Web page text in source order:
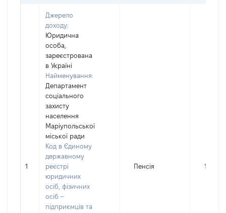
1
Джерело
доходу:
Юридична
особа,
зареєстрована
в Україні
Найменування:
Департамент
соціального
захисту
населення
Маріупольської
міської ради
Код в Єдиному
державному
реєстрі
юридичних
осіб, фізичних
осіб –
підприємців та
Пенсія 15904